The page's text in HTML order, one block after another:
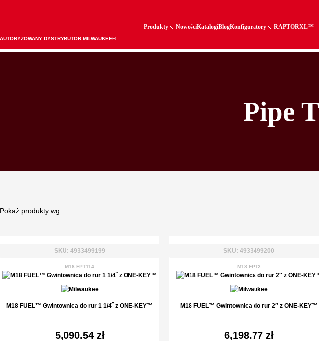
AUTORYZOWANY DYSTRYBUTOR MILWAUKEE®
Produkty NowościKatalogiBlogKonfiguratory RAPTORXL™
Pipe
Pokaż produkty wg:
SKU: 4933499199
M18 FPT114
M18 FUEL™ Gwintownica do rur 1 1/4˝ z ONE-KEY™
5,090.54 zł
SKU: 4933499200
M18 FPT2
M18 FUEL™ Gwintownica do rur 2″ z ONE-KEY™
6,198.77 zł